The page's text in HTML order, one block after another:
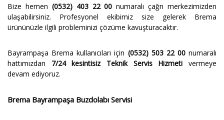
Bize hemen (0532) 403 22 00 numaralı çağrı merkezimizden
ulaşabilirsiniz. Profesyonel ekibimiz size gelerek Brema
ürününüzle ilgili probleminizi çözüme kavuşturacaktır.
Bayrampaşa Brema kullanıcıları için (0532) 503 22 00numaralı
hattımızdan 7/24 kesintisiz Teknik Servis Hizmeti vermeye
devam ediyoruz.
Brema Bayrampaşa Buzdolabı Servisi